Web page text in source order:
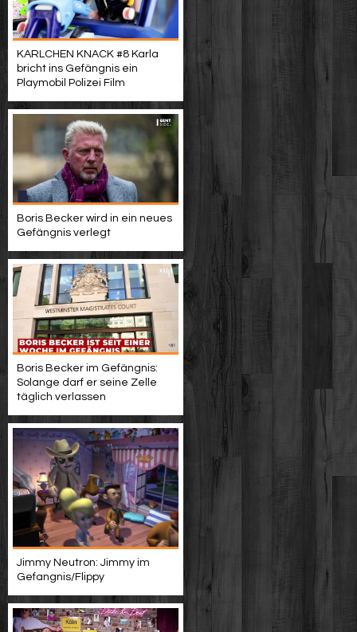
KARLCHEN KNACK #8 Karla
bricht ins Gefängnis ein
Playmobil Polizei Film
Boris Becker wird in ein neues
Gefängnis verlegt
Boris Becker im Gefängnis:
Solange darf er seine Zelle
täglich verlassen
Jimmy Neutron: Jimmy im
Gefangnis/Flippy